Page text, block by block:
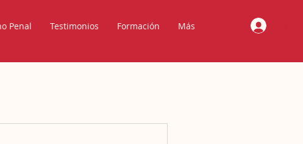
Penal Testimonios Formación Más